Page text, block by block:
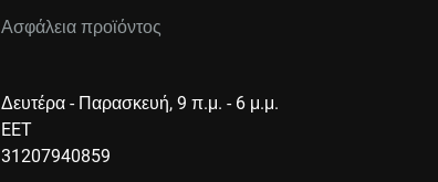
Ασφάλεια προϊόντος
Δευτέρα - Παρασκευή, 9 π.μ. - 6 μ.μ.
EET
31207940859